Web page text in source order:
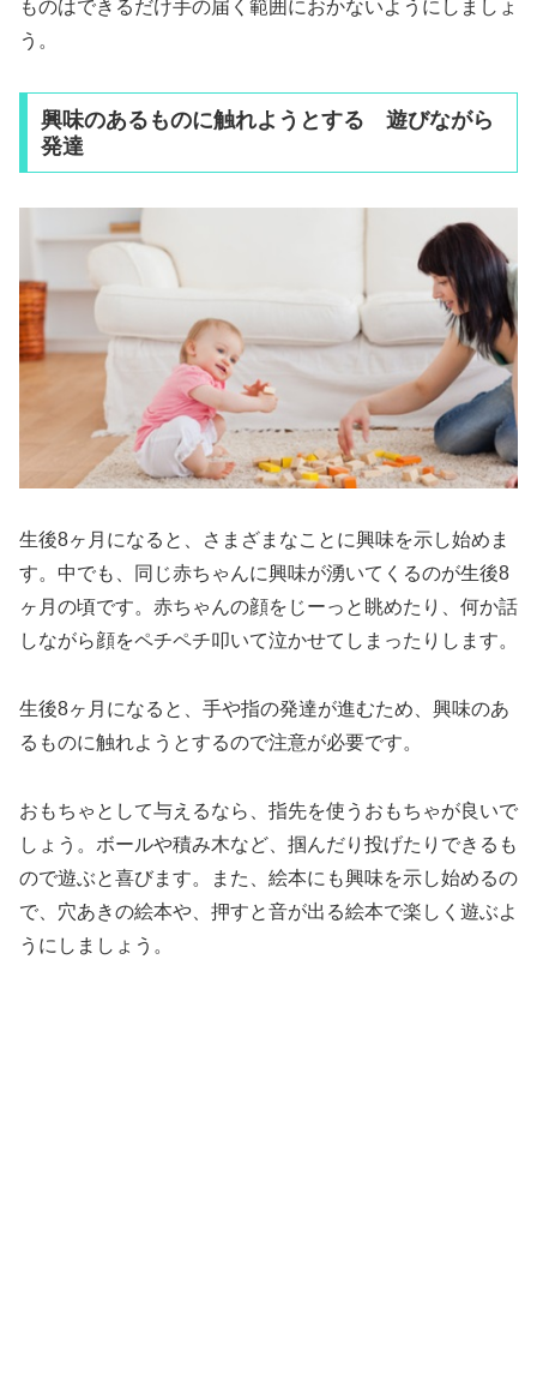
ものはできるだけ手の届く範囲におかないようにしましょ
う。
興味のあるものに触れようとする 遊びながら
発達
生後8ヶ月になると、さまざまなことに興味を示し始めま
す。中でも、同じ赤ちゃんに興味が湧いてくるのが生後8
ヶ月の頃です。赤ちゃんの顔をじーっと眺めたり、何か話
しながら顔をペチペチ叩いて泣かせてしまったりします。
生後8ヶ月になると、手や指の発達が進むため、興味のあ
るものに触れようとするので注意が必要です。
おもちゃとして与えるなら、指先を使うおもちゃが良いで
しょう。ボールや積み木など、掴んだり投げたりできるも
ので遊ぶと喜びます。また、絵本にも興味を示し始めるの
で、穴あきの絵本や、押すと音が出る絵本で楽しく遊ぶよ
うにしましょう。